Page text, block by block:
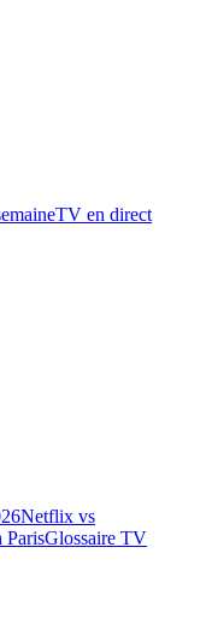
TV en direct
Netflix vs
ParisGlossaire TV